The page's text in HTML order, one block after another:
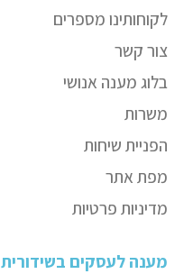
לקוחותינו מספרים
צור קשר
בלוג מענה אנושי
משרות
הפניית שיחות
מפת אתר
מדיניות פרטיות
מענה לעסקים בשידורית